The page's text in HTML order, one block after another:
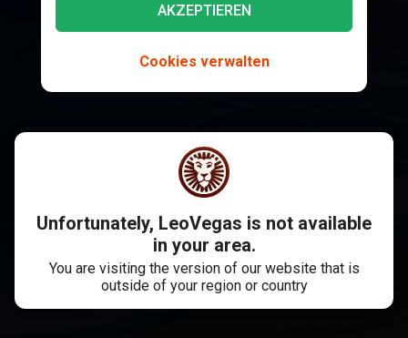
AKZEPTIEREN
Cookies verwalten
Unfortunately, LeoVegas is not available
in your area.
You are visiting the version of our website that is
outside of your region or country